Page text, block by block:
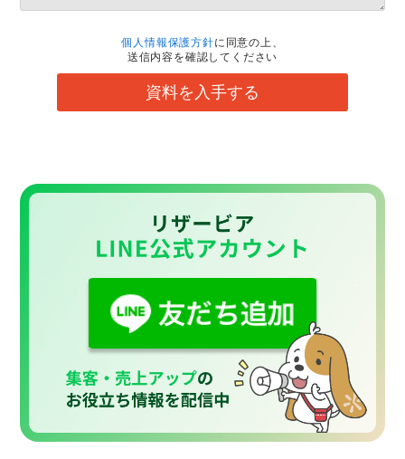
個人情報保護方針に同意の上、
送信内容を確認してください
資料を入手する